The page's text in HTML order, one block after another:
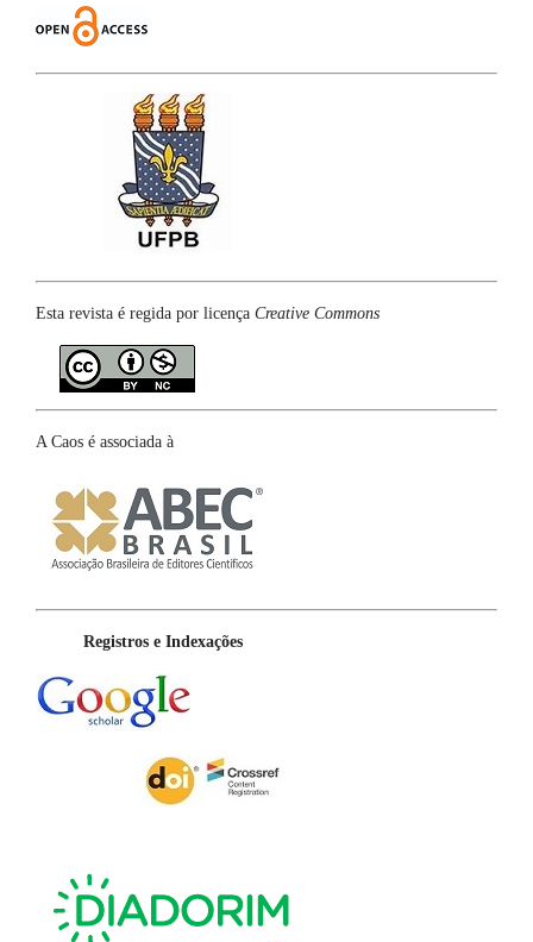
Esta revista é regida por licença Creative Commons
A Caos é associada à
Registros e Indexações